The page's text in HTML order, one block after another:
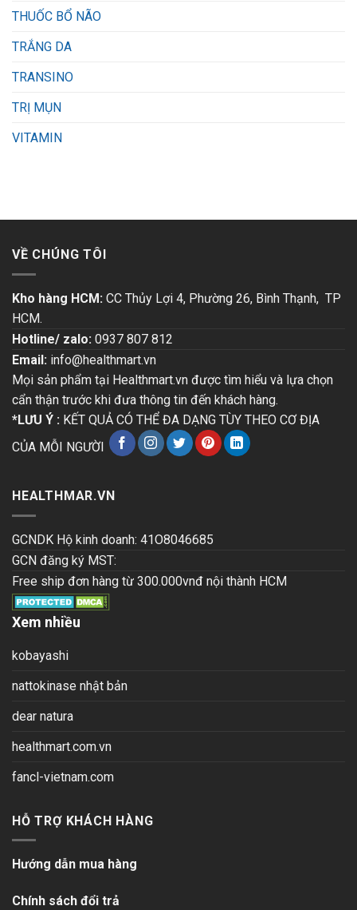
THUỐC BỔ NÃO
TRẮNG DA
TRANSINO
TRỊ MỤN
VITAMIN
VỀ CHÚNG TÔI
Kho hàng HCM: CC Thủy Lợi 4, Phường 26, Bình Thạnh, TP
HCM.
Hotline/ zalo: 0937 807 812
Email: info@healthmart.vn
Mọi sản phẩm tại Healthmart.vn được tìm hiểu và lựa chọn
cẩn thận trước khi đưa thông tin đến khách hàng.
*LƯU Ý : KẾT QUẢ CÓ THỂ ĐA DẠNG TÙY THEO CƠ ĐỊA
CỦA MỖI NGƯỜI
HEALTHMAR.VN
GCNDK Hộ kinh doanh: 41O8046685
GCN đăng ký MST:
Free ship đơn hàng từ 300.000vnđ nội thành HCM
Xem nhiều
kobayashi
nattokinase nhật bản
dear natura
healthmart.com.vn
fancl-vietnam.com
HỖ TRỢ KHÁCH HÀNG
Hướng dẫn mua hàng
Chính sách đổi trả